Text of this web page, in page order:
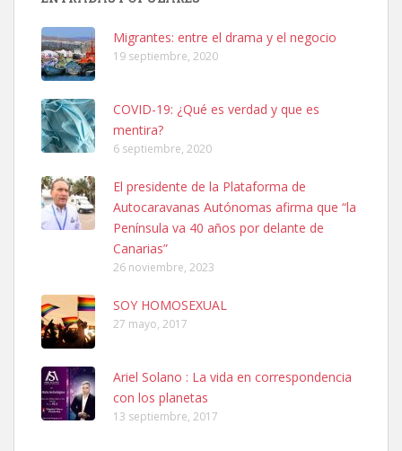
SHIBA PERDIDO AVDA JOSE MESA Y LOPEZ
06/07/2025 ZONA MESA Y LOPEZ. ES MUY ASUSTADIZO
Leales.org » Gran Canaria | 6.7.2025
Ninfa perdida
El día 5 se los perdió una ninfa papillera, asustada tiene miedo a la
calle, se perdió por la zon...
Leales.org » Gran Canaria | 6.7.2025
Adopcion
Migrantes: entre el drama y el negocio
19 septiembre, 2020
COVID-19: ¿Qué es verdad y que es
mentira?
6 septiembre, 2020
El presidente de la Plataforma de
Autocaravanas Autónomas afirma que “la
Península va 40 años por delante de
Canarias”
26 noviembre, 2023
SOY HOMOSEXUAL
27 mayo, 2017
Ariel Solano : La vida en correspondencia
con los planetas
13 septiembre, 2017